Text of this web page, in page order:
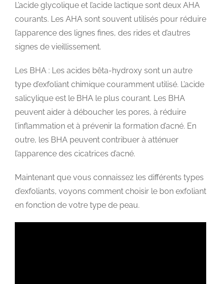
L’acide glycolique et l’acide lactique sont deux AHA
courants. Les AHA sont souvent utilisés pour réduire
l’apparence des lignes fines, des rides et d’autres
signes de vieillissement.
Les BHA : Les acides bêta-hydroxy sont un autre
type d’exfoliant chimique couramment utilisé. L’acide
salicylique est le BHA le plus courant. Les BHA
peuvent aider à déboucher les pores, à réduire
l’inflammation et à prévenir la formation d’acné. En
outre, les BHA peuvent contribuer à atténuer
l’apparence des cicatrices d’acné.
Maintenant que vous connaissez les différents types
d’exfoliants, voyons comment choisir le bon exfoliant
en fonction de votre type de peau.